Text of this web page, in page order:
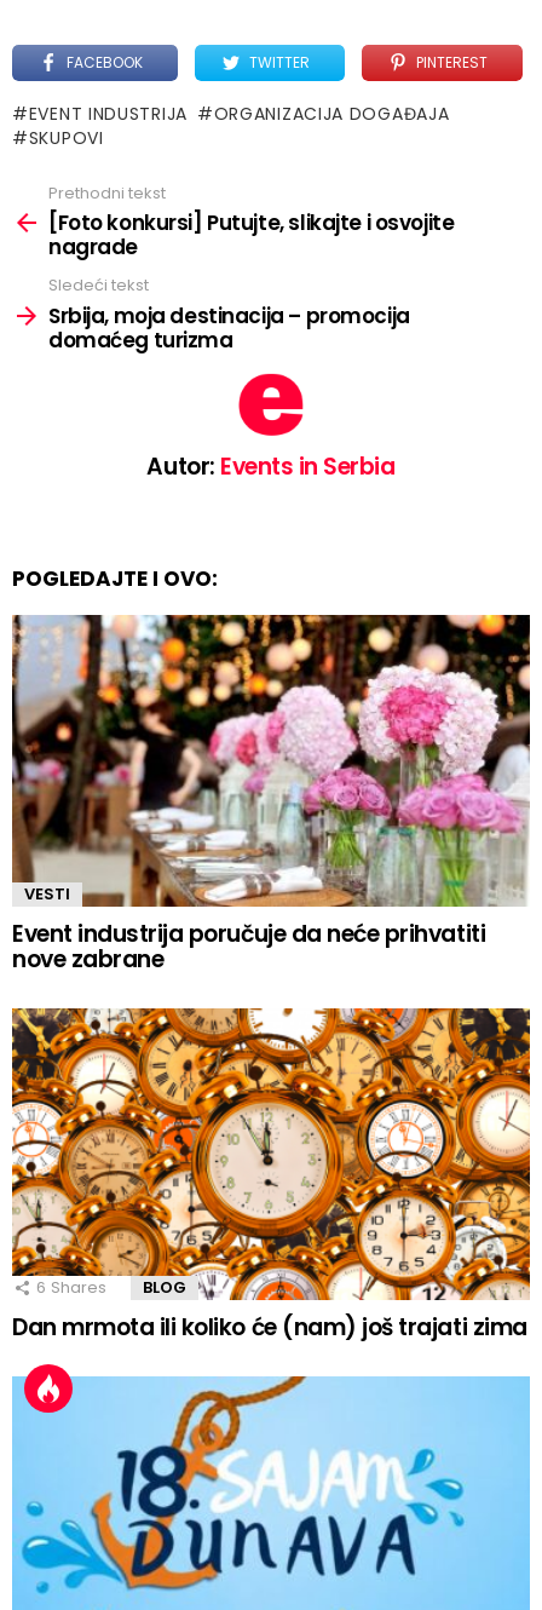
FACEBOOK TWITTER PINTEREST
EVENT INDUSTRIJA
ORGANIZACIJA DOGAĐAJA
SKUPOVI
more
Prethodni tekst
[Foto konkursi] Putujte, slikajte i osvojite
nagrade
Sledeći tekst
Srbija, moja destinacija – promocija
domaćeg turizma
Autor: Events in Serbia
POGLEDAJTE I OVO:
VESTI
Event industrija poručuje da neće prihvatiti
nove zabrane
6 Shares BLOG
Dan mrmota ili koliko će (nam) još trajati zima